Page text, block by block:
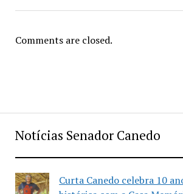
Notícias Senador Canedo
Curta Canedo celebra 10
Comments are closed.